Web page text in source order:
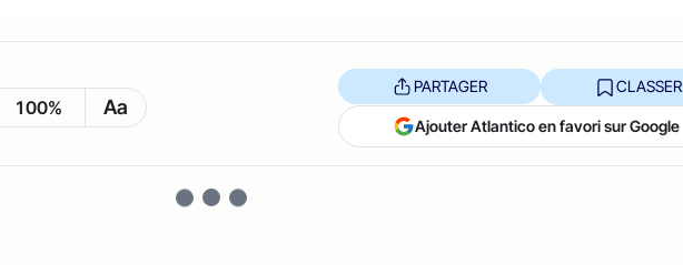
100% Aa
PARTAGER CLASSER
Ajouter Atlantico en favori sur Google